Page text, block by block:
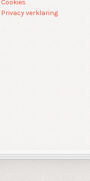
Cookies
Privacy verklaring